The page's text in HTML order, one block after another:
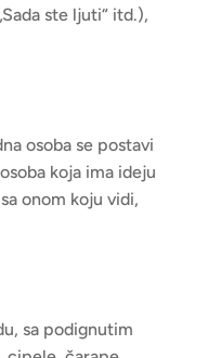
ste ljuti“ itd.),
osoba se postavi
koja ima ideju
onom koju vidi,
sa podignutim